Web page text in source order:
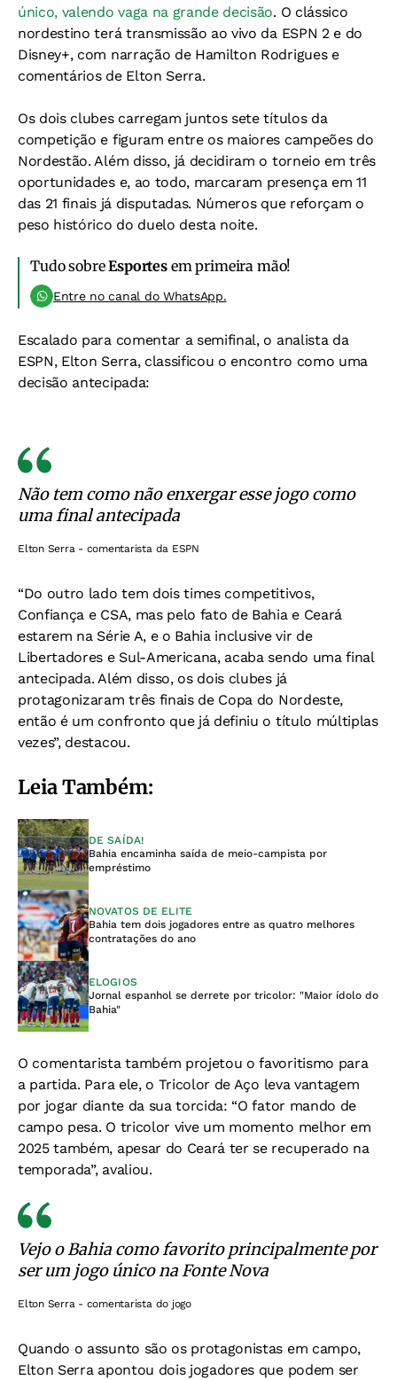
único, valendo vaga na grande decisão. O clássico
nordestino terá transmissão ao vivo da ESPN 2 e do
Disney+, com narração de Hamilton Rodrigues e
comentários de Elton Serra.
Os dois clubes carregam juntos sete títulos da
competição e figuram entre os maiores campeões do
Nordestão. Além disso, já decidiram o torneio em três
oportunidades e, ao todo, marcaram presença em 11
das 21 finais já disputadas. Números que reforçam o
peso histórico do duelo desta noite.
Tudo sobreEsportesem primeira mão!
Entre no canal do WhatsApp.
Escalado para comentar a semifinal, o analista da
ESPN, Elton Serra, classificou o encontro como uma
decisão antecipada:
Não tem como não enxergar esse jogo como
uma final antecipada
Elton Serra - comentarista da ESPN
“Do outro lado tem dois times competitivos,
Confiança e CSA, mas pelo fato de Bahia e Ceará
estarem na Série A, e o Bahia inclusive vir de
Libertadores e Sul-Americana, acaba sendo uma final
antecipada. Além disso, os dois clubes já
protagonizaram três finais de Copa do Nordeste,
então é um confronto que já definiu o título múltiplas
vezes”, destacou.
Leia Também:
DE SAÍDA!
Bahia encaminha saída de meio-campista por
empréstimo
NOVATOS DE ELITE
Bahia tem dois jogadores entre as quatro melhores
contratações do ano
ELOGIOS
Jornal espanhol se derrete por tricolor: "Maior ídolo do
Bahia"
O comentarista também projetou o favoritismo para
a partida. Para ele, o Tricolor de Aço leva vantagem
por jogar diante da sua torcida:“O fator mando de
campo pesa. O tricolor vive um momento melhor em
2025 também, apesar do Ceará ter se recuperado na
temporada”, avaliou.
Vejo o Bahia como favorito principalmente por
ser um jogo único na Fonte Nova
Elton Serra - comentarista do jogo
Quando o assunto são os protagonistas em campo,
Elton Serra apontou dois jogadores que podem ser